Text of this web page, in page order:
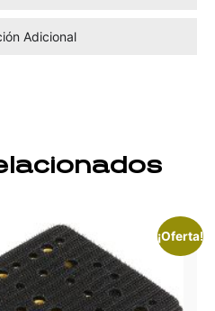
Adicional
¡Oferta!